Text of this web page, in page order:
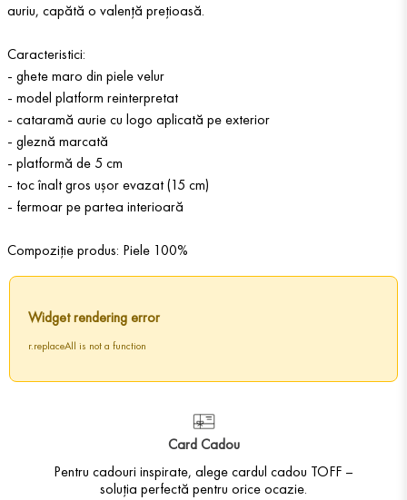
auriu, capătă o valență prețioasă.
Caracteristici:
- ghete maro din piele velur
- model platform reinterpretat
- cataramă aurie cu logo aplicată pe exterior
- gleznă marcată
- platformă de 5 cm
- toc înalt gros ușor evazat (15 cm)
- fermoar pe partea interioară
Compoziție produs: Piele 100%
Widget rendering error
r.replaceAll is not a function
Card Cadou
Pentru cadouri inspirate, alege cardul cadou TOFF –
soluția perfectă pentru orice ocazie.